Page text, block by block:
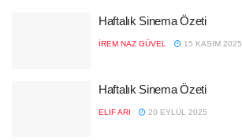
Haftalık Sinema Özeti
İREM NAZ GÜVEL 15 KASIM 2025
Haftalık Sinema Özeti
ELIF ARI 20 EYLÜL 2025